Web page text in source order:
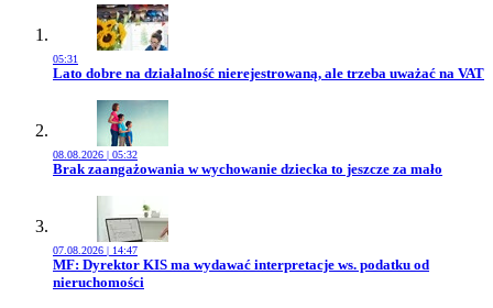
05:31
Przejdź do artykułu:
Lato dobre na działalność nierejestrowaną, ale trzeba uważać na VAT
08.08.2026 | 05:32
Przejdź do artykułu:
Brak zaangażowania w wychowanie dziecka to jeszcze za mało
07.08.2026 | 14:47
Przejdź do artykułu:
MF: Dyrektor KIS ma wydawać interpretacje ws. podatku od
nieruchomości